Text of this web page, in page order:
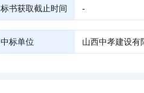
标书获取截止时间 -
中标单位 山西中孝建设有